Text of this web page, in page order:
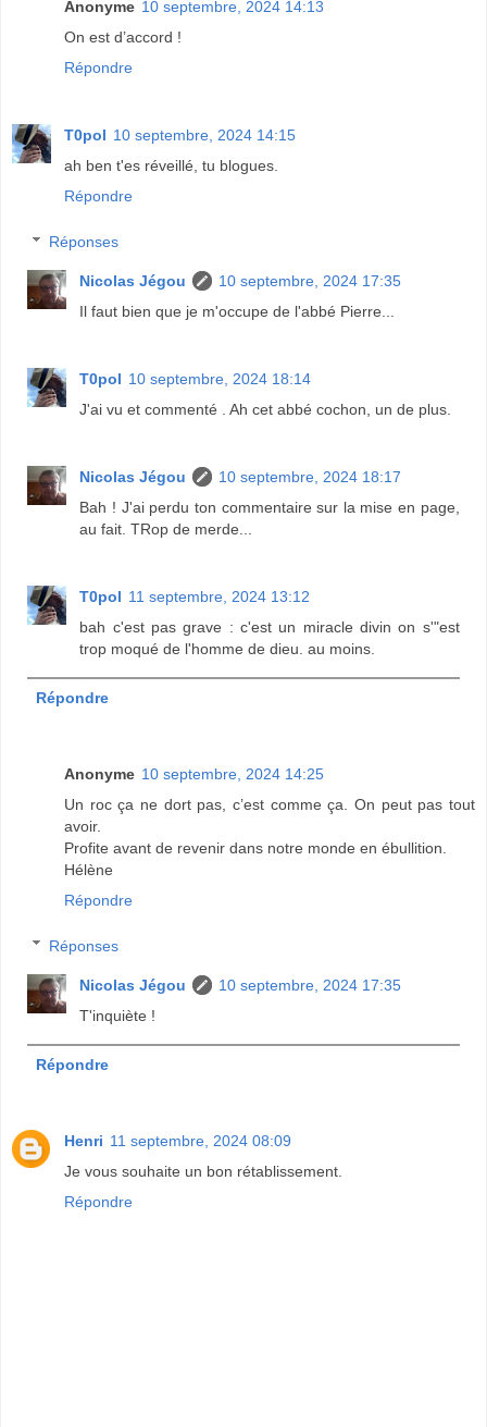
Anonyme 10 septembre, 2024 14:13
On est d’accord !
Répondre
T0pol 10 septembre, 2024 14:15
ah ben t'es réveillé, tu blogues.
Répondre
Réponses
Nicolas Jégou
10 septembre, 2024 17:35
Il faut bien que je m'occupe de l'abbé Pierre...
T0pol 10 septembre, 2024 18:14
J'ai vu et commenté . Ah cet abbé cochon, un de plus.
Nicolas Jégou
10 septembre, 2024 18:17
Bah ! J'ai perdu ton commentaire sur la mise en page,
au fait. TRop de merde...
T0pol 11 septembre, 2024 13:12
bah c'est pas grave : c'est un miracle divin on s'"est
trop moqué de l'homme de dieu. au moins.
Répondre
Anonyme 10 septembre, 2024 14:25
Un roc ça ne dort pas, c’est comme ça. On peut pas tout
avoir.
Profite avant de revenir dans notre monde en ébullition.
Hélène
Répondre
Réponses
Nicolas Jégou
10 septembre, 2024 17:35
T'inquiète !
Répondre
Henri 11 septembre, 2024 08:09
Je vous souhaite un bon rétablissement.
Répondre